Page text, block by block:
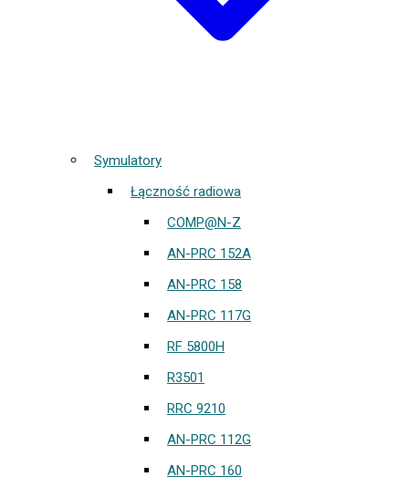
Symulatory
Łączność radiowa
COMP@N-Z
AN-PRC 152A
AN-PRC 158
AN-PRC 117G
RF 5800H
R3501
RRC 9210
AN-PRC 112G
AN-PRC 160